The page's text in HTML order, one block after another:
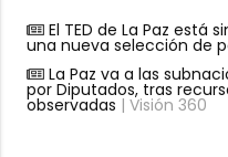
El TED de La Paz está
una nueva selección de
La Paz va a las
por Diputados, tras
observadas | Visión 360